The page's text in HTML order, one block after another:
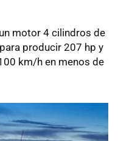
motor 4 cilindros de
producir 207 hp y
km/h en menos de